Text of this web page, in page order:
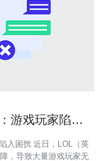
游戏玩家陷入
，LOL（英
，导致大量游戏玩家无